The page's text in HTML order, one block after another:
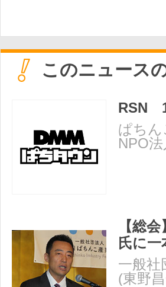
このニュース
RSN
ぱちん
NPO
【総
氏に一
一般社
(東野